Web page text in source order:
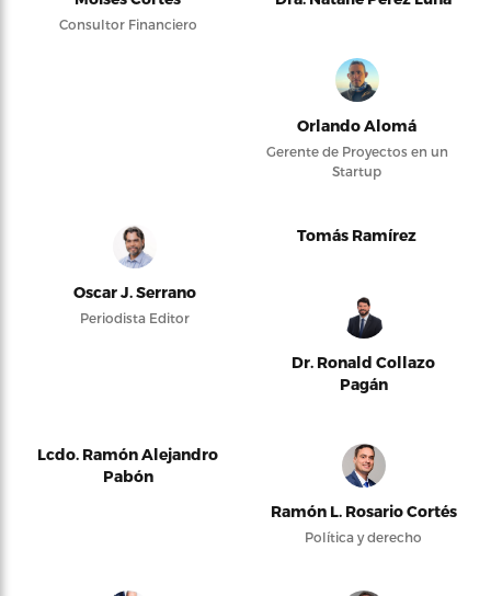
Consultor Financiero
Orlando Alomá
Gerente de Proyectos en un
Startup
Oscar J. Serrano
Periodista Editor
Tomás Ramírez
Dr. Ronald Collazo
Pagán
Lcdo. Ramón Alejandro
Pabón
Ramón L. Rosario Cortés
Política y derecho